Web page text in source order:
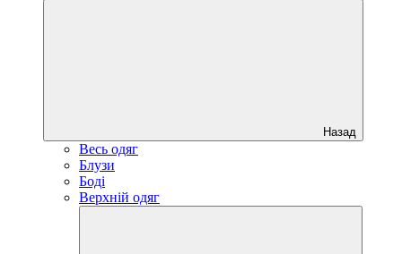
Назад
Весь одяг
Блузи
Боді
Верхній одяг